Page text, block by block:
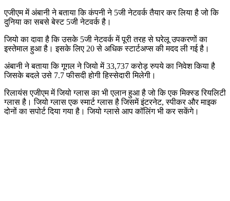
एजीएम में अंबानी ने बताया कि कंपनी ने 5जी नेटवर्क तैयार कर लिया है जो कि
दुनिया का सबसे बेस्ट 5जी नेटवर्क है।
जियो का दावा है कि उसके 5जी नेटवर्क में पूरी तरह से घरेलू उपकरणों का
इस्तेमाल हुआ है। इसके लिए 20 से अधिक स्टार्टअप्स की मदद ली गई है।
अंबानी ने बताया कि गूगल ने जियो में 33,737 करोड़ रुपये का निवेश किया है
जिसके बदले उसे 7.7 फीसदी होगी हिस्सेदारी मिलेगी।
रिलायंस एजीएम में जियो ग्लास का भी एलान हुआ है जो कि एक मिक्स्ड रियलिटी
ग्लास है। जियो ग्लास एक स्मार्ट ग्लास है जिसमें इंटरनेट, स्पीकर और माइक
दोनों का सपोर्ट दिया गया है। जियो ग्लासे आप कॉलिंग भी कर सकेंगे।